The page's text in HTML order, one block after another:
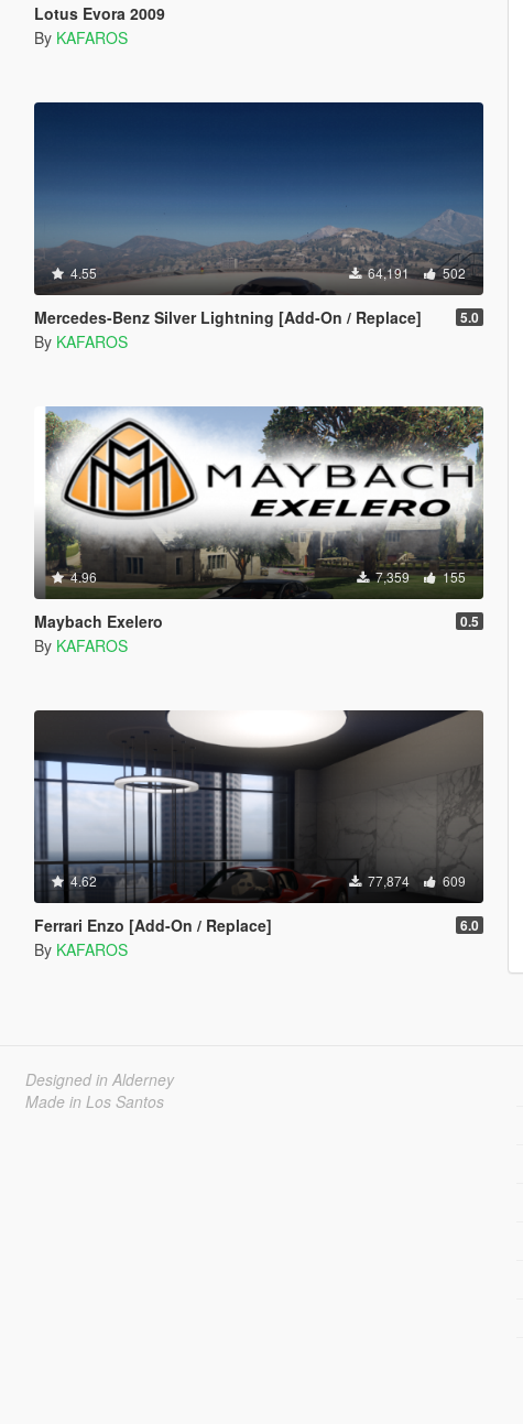
Lotus Evora 2009
By KAFAROS
4.55 64,191 502
Mercedes-Benz Silver Lightning [Add-On / Replace] 5.0
By KAFAROS
4.96 7,359 155
Maybach Exelero 0.5
By KAFAROS
4.62 77,874 609
Ferrari Enzo [Add-On / Replace] 6.0
By KAFAROS
Designed in Alderney
Made in Los Santos